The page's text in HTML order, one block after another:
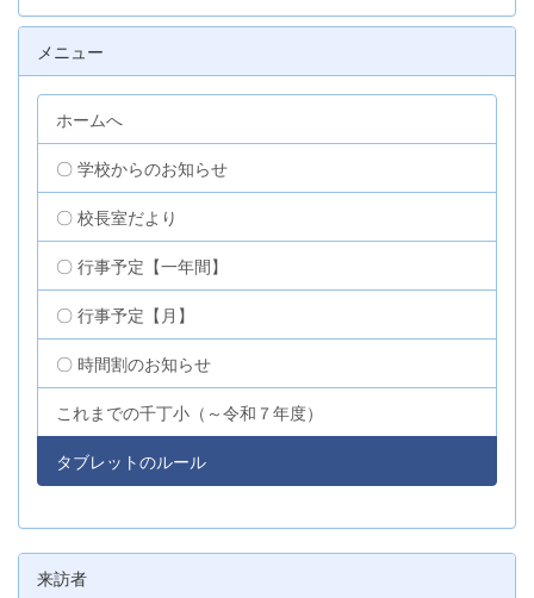
メニュー
ホームへ
〇 学校からのお知らせ
〇 校長室だより
〇 行事予定【一年間】
〇 行事予定【月】
〇 時間割のお知らせ
これまでの千丁小（～令和７年度）
タブレットのルール
来訪者